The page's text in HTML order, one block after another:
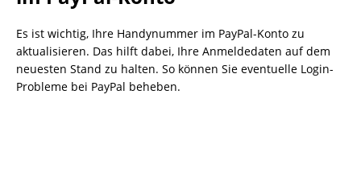
Es ist wichtig, Ihre Handynummer im PayPal-Konto zu
aktualisieren. Das hilft dabei, Ihre Anmeldedaten auf dem
neuesten Stand zu halten. So können Sie eventuelle Login-
Probleme bei PayPal beheben.